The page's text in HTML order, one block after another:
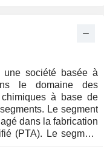
société basée à
le domaine des
à base de
Le segment
dans la fabrication
(PTA). Le segment